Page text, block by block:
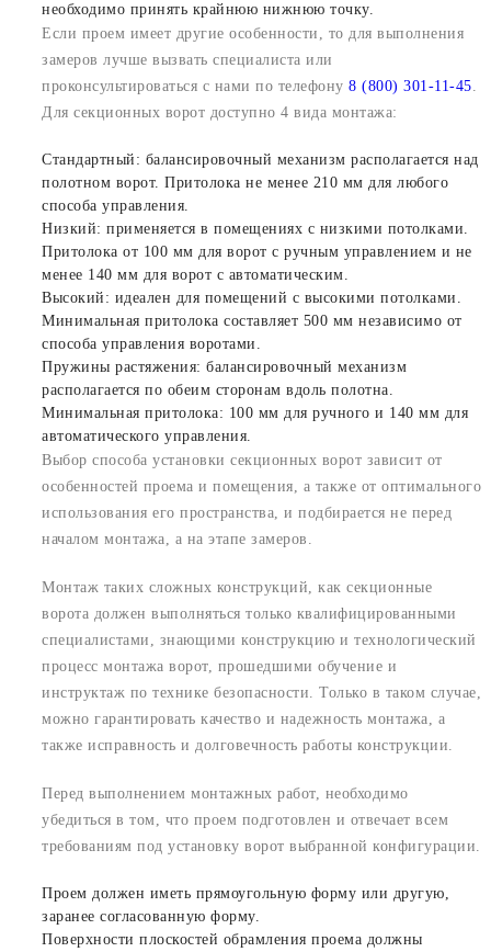
необходимо принять крайнюю нижнюю точку.
Если проем имеет другие особенности, то для выполнения
замеров лучше вызвать специалиста или
проконсультироваться с нами по телефону 8 (800) 301-11-45.
Для секционных ворот доступно 4 вида монтажа:
Стандартный: балансировочный механизм располагается над
полотном ворот. Притолока не менее 210 мм для любого
способа управления.
Низкий: применяется в помещениях с низкими потолками.
Притолока от 100 мм для ворот с ручным управлением и не
менее 140 мм для ворот с автоматическим.
Высокий: идеален для помещений с высокими потолками.
Минимальная притолока составляет 500 мм независимо от
способа управления воротами.
Пружины растяжения: балансировочный механизм
располагается по обеим сторонам вдоль полотна.
Минимальная притолока: 100 мм для ручного и 140 мм для
автоматического управления.
Выбор способа установки секционных ворот зависит от
особенностей проема и помещения, а также от оптимального
использования его пространства, и подбирается не перед
началом монтажа, а на этапе замеров.
Монтаж таких сложных конструкций, как секционные
ворота должен выполняться только квалифицированными
специалистами, знающими конструкцию и технологический
процесс монтажа ворот, прошедшими обучение и
инструктаж по технике безопасности. Только в таком случае,
можно гарантировать качество и надежность монтажа, а
также исправность и долговечность работы конструкции.
Перед выполнением монтажных работ, необходимо
убедиться в том, что проем подготовлен и отвечает всем
требованиям под установку ворот выбранной конфигурации.
Проем должен иметь прямоугольную форму или другую,
заранее согласованную форму.
Поверхности плоскостей обрамления проема должны